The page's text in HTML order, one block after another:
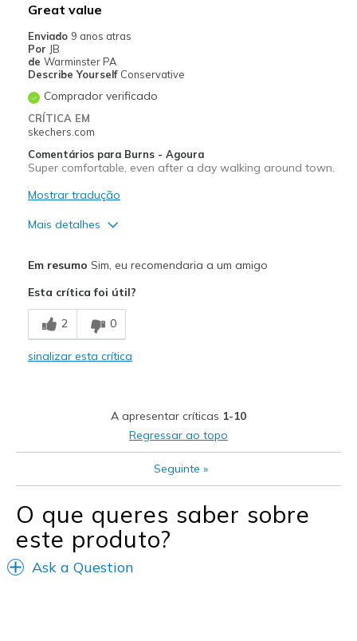
Sizing
View On Shoes
Shoes are for Wearing
Great value
Enviado 9 anos atras
Por JB
de Warminster PA
Describe Yourself Conservative
Comprador verificado
CRÍTICA EM
skechers.com
Comentários para Burns - Agoura
Super comfortable, even after a day walking around town.
Mostrar tradução
Mais detalhes
Melhores utilizações
Casual Wear
Travel
Feels true to size
Shoes are for Wearing
Em resumo Sim, eu recomendaria a um amigo
Esta crítica foi útil?
2 0
sinalizar esta crítica
A apresentar críticas 1-10
Regressar ao topo
Seguinte »
O que queres saber sobre
este produto?
Ask a Question